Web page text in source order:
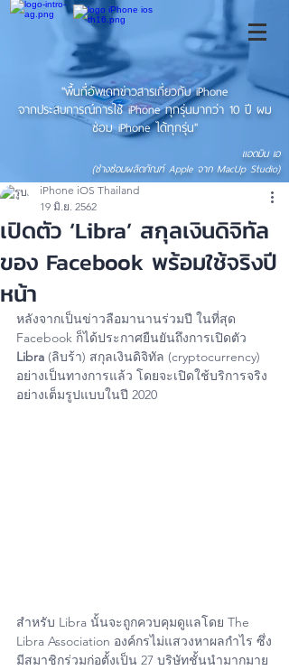
"พื้นที่อัพเดทข่าวสารเกี่ยวกับ iPhone
จากประสบการณ์การใช้ iPhone ทุกรุ่นมากว่า 10 ปี ผม
ซ่อม iPhone ได้ทุกรุ่น"
แอดมิน เอ
(ช่างซ่อมผลิตภัณฑ์ Apple จาก MacUp Studio)
เปิดตัว ‘Libra’ สกุลเงินดิจิทัล
ของ Facebook พร้อมใช้จริงปี
หน้า
iPhone iOS Thailand
19 มิ.ย. 2562
หลังจากเป็นข่าวลือมานานร่วมปี ในที่สุด
Facebook ก็ได้ประกาศยืนยันถึงการเปิดตัว
Libra (ลิบร้า) สกุลเงินดิจิทัล (cryptocurrency)
อย่างเป็นทางการแล้ว โดยจะเปิดใช้บริการจริง
อย่างเต็มรูปแบบในปี 2020
สำหรับ Libra นั้นจะถูกควบคุมดูแลโดย The
Libra Association องค์กรไม่แสวงหาผลกำไร ซึ่ง
มีสมาชิกร่วมก่อตั้งเป็น 27 บริษัทชั้นนำมากมาย